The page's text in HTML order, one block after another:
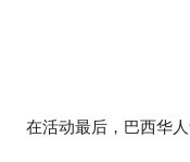
在活动最后，巴西华